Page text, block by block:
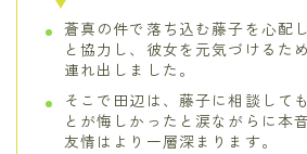
蒼真の件で落ち込む藤子を心配
と協力し、彼女を元気づけるた
連れ出しました。
そこで田辺は、藤子に相談して
とが悔しかったと涙ながらに本
友情はより一層深まります。